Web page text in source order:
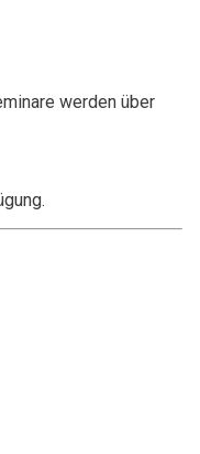
werden über